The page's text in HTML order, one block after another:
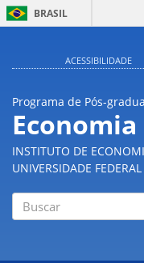
BRASIL
ACESSIBILIDADE
Programa de Pós-
Economia
INSTITUTO DE
UNIVERSIDADE